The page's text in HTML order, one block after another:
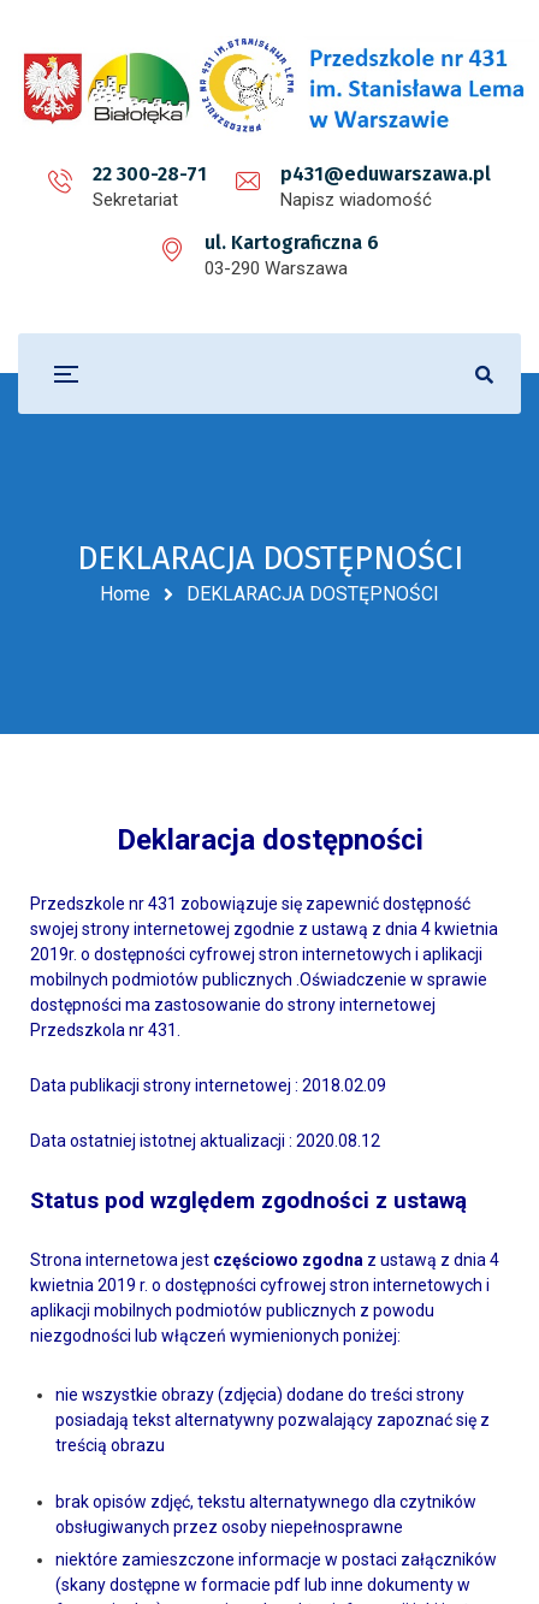
22 300-28-71
Sekretariat
p431@eduwarszawa.pl
Napisz wiadomość
ul. Kartograficzna 6
03-290 Warszawa
DEKLARACJA DOSTĘPNOŚCI
Home DEKLARACJA DOSTĘPNOŚCI
Deklaracja dostępności
Przedszkole nr 431 zobowiązuje się zapewnić dostępność
swojej strony internetowej zgodnie z ustawą z dnia 4 kwietnia
2019r. o dostępności cyfrowej stron internetowych i aplikacji
mobilnych podmiotów publicznych .Oświadczenie w sprawie
dostępności ma zastosowanie do strony internetowej
Przedszkola nr 431.
Data publikacji strony internetowej : 2018.02.09
Data ostatniej istotnej aktualizacji : 2020.08.12
Status pod względem zgodności z ustawą
Strona internetowa jest częściowo zgodna z ustawą z dnia 4
kwietnia 2019 r. o dostępności cyfrowej stron internetowych i
aplikacji mobilnych podmiotów publicznych z powodu
niezgodności lub włączeń wymienionych poniżej:
nie wszystkie obrazy (zdjęcia) dodane do treści strony
posiadają tekst alternatywny pozwalający zapoznać się z
treścią obrazu
brak opisów zdjęć, tekstu alternatywnego dla czytników
obsługiwanych przez osoby niepełnosprawne
niektóre zamieszczone informacje w postaci załączników
(skany dostępne w formacie pdf lub inne dokumenty w